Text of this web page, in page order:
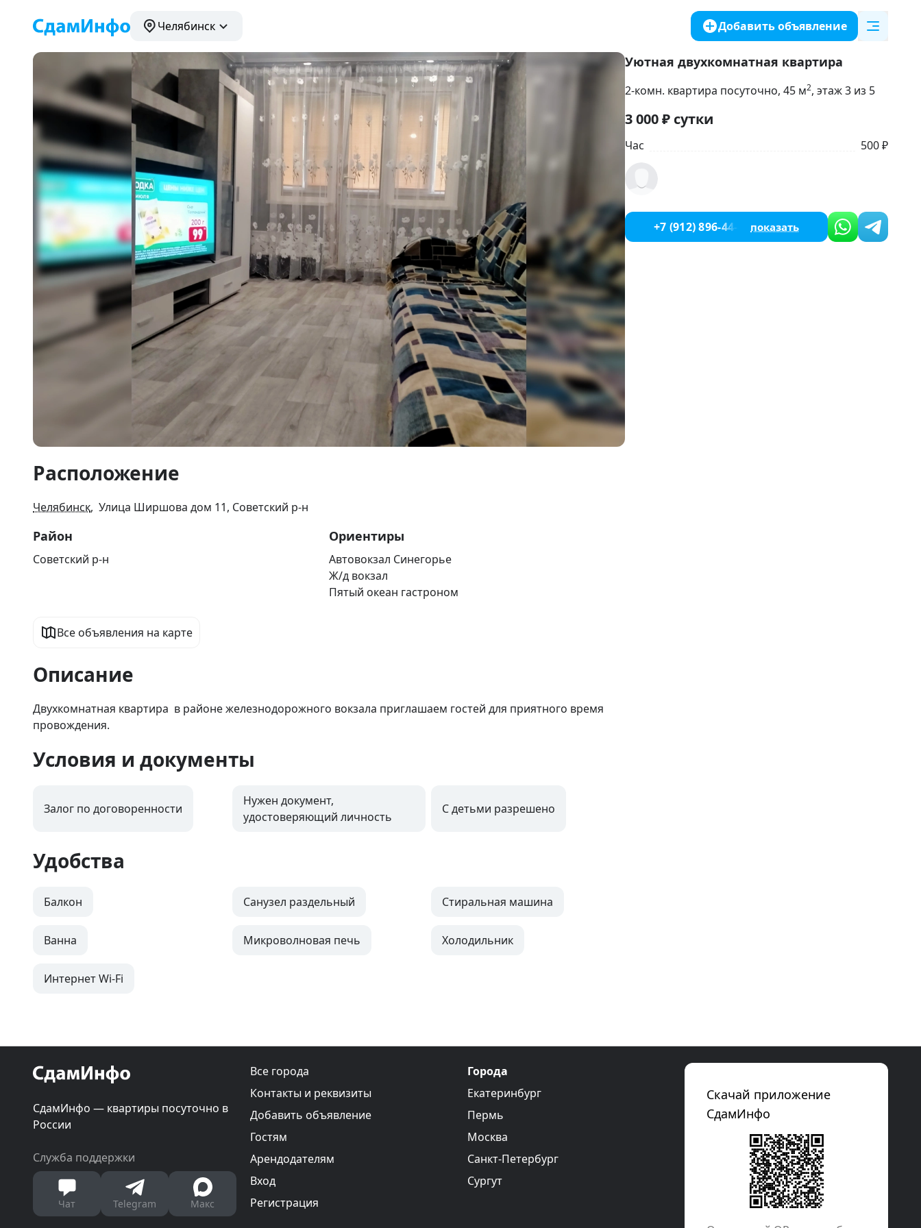
Челябинск Добавить объявление
1
7
Расположение
Челябинск, Улица Ширшова дом 11, Советский р-н
Район
Советский р-н
Ориентиры
Автовокзал Синегорье
Ж/д вокзал
Пятый океан гастроном
Все объявления на карте
Описание
Двухкомнатная квартира  в районе железнодорожного вокзала приглашаем гостей для приятного время
провождения.
Условия и документы
Залог по договоренности
Нужен документ,
удостоверяющий личность
С детьми разрешено
Удобства
Балкон Санузел раздельный Стиральная машина
Ванна Микроволновая печь Холодильник
Интернет Wi-Fi
Уютная двухкомнатная квартира
2-комн. квартира посуточно, 45 м2, этаж 3 из 5
3 000₽ сутки
Час 500 ₽
+7 (912) 896-44-41 показать
СдамИнфо — квартиры посуточно в
России
Служба поддержки
Чат Telegram Макс
Все города
Контакты и реквизиты
Добавить объявление
Гостям
Арендодателям
Вход
Регистрация
Города
Екатеринбург
Пермь
Москва
Санкт-Петербург
Сургут
Скачай приложение
СдамИнфо